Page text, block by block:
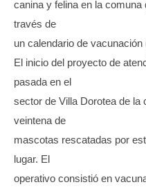
canina y felina en la
través de
un calendario de
El inicio del proyecto de
pasada en el
sector de Villa Dorotea de la
veintena de
mascotas rescatadas por
lugar. El
operativo consistió en